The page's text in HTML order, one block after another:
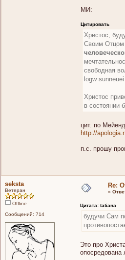
МИ:
Цитировать
Христос,
Своим Отцом
свободная
logw
Христос
в состоянии
цит. по
http://
п.с. прошу
seksta
Ветеран
Offline
Сообщений: 714
Re:
«
Цитата: tatiana
будучи Сам
Это про
опосредована